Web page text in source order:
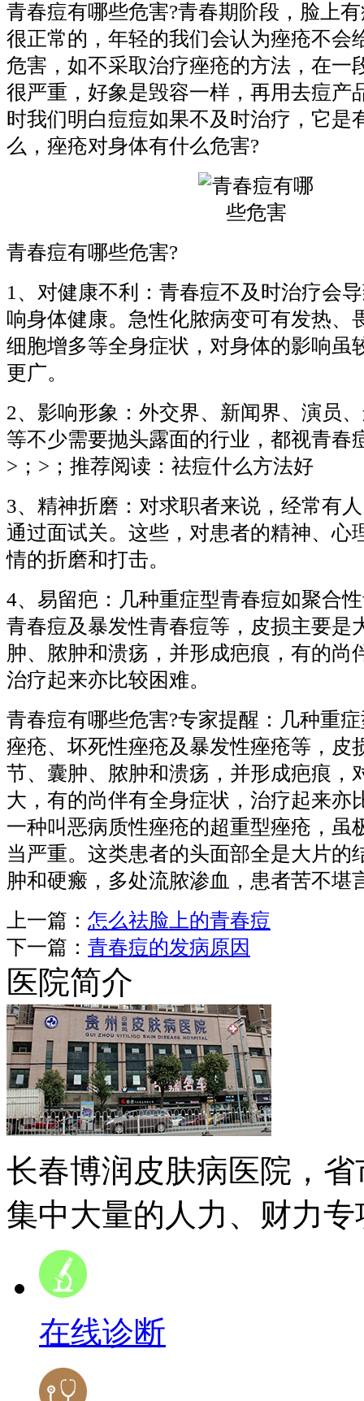
青春痘有哪些危害?青春期阶段，脸上
很正常的，年轻的我们会认为痤疮不会
危害，如不采取治疗痤疮的方法，在一
很严重，好象是毁容一样，再用去痘产
时我们明白痘痘如果不及时治疗，它是
么，痤疮对身体有什么危害?
青春痘有哪些危害?
1、对健康不利：青春痘不及时治疗会
响身体健康。急性化脓病变可有发热、
细胞增多等全身症状，对身体的影响虽
更广。
2、影响形象：外交界、新闻界、演员
等不少需要抛头露面的行业，都视青春
>；>；推荐阅读：祛痘什么方法好
3、精神折磨：对求职者来说，经常有
通过面试关。这些，对患者的精神、心
情的折磨和打击。
4、易留疤：几种重症型青春痘如聚合
青春痘及暴发性青春痘等，皮损主要是
肿、脓肿和溃疡，并形成疤痕，有的尚
治疗起来亦比较困难。
青春痘有哪些危害?专家提醒：几种重
痤疮、坏死性痤疮及暴发性痤疮等，皮
节、囊肿、脓肿和溃疡，并形成疤痕，
大，有的尚伴有全身症状，治疗起来亦
一种叫恶病质性痤疮的超重型痤疮，虽
当严重。这类患者的头面部全是大片的
肿和硬瘢，多处流脓渗血，患者苦不堪
上一篇： 怎么祛脸上的青春痘
下一篇： 青春痘的发病原因
医院简介
长春博润皮肤病医院，
集中大量的人力、财力
在线诊断